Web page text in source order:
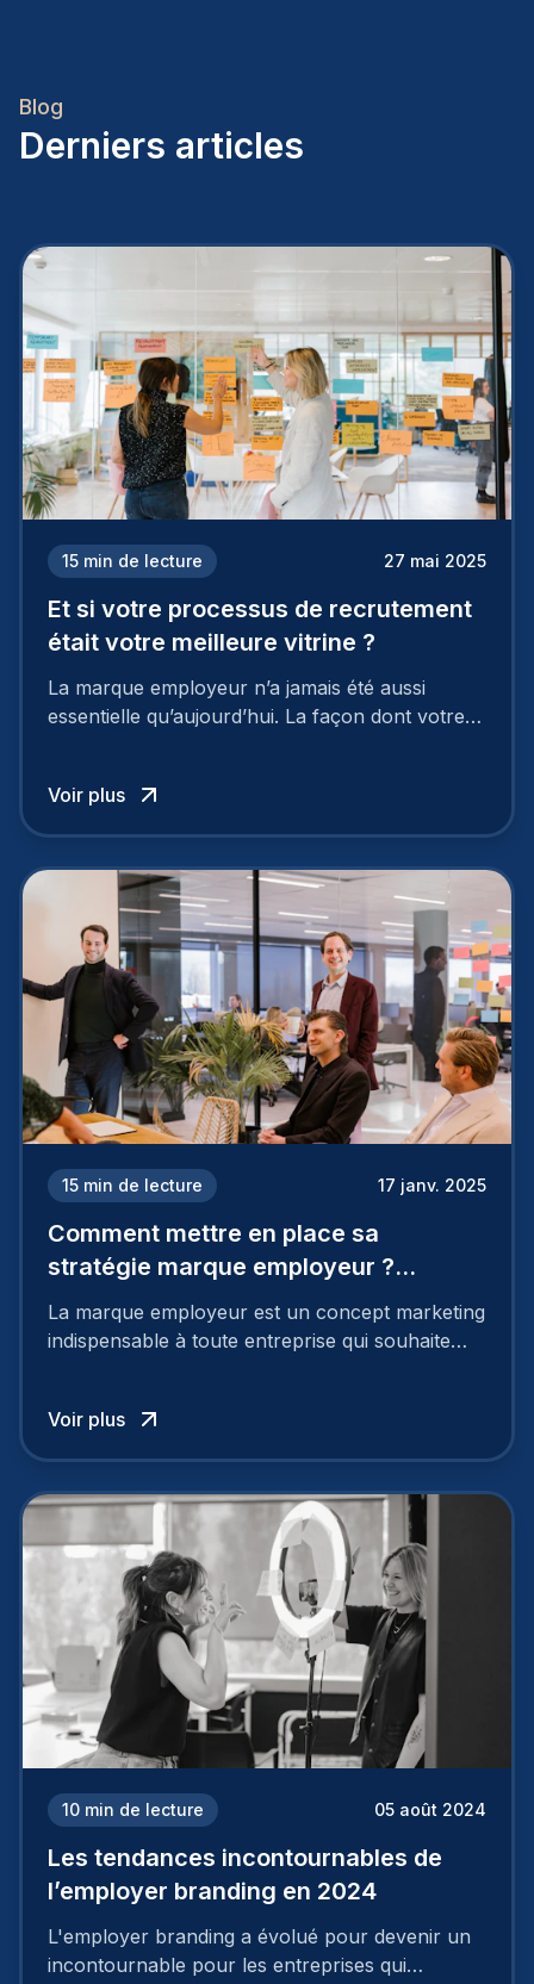
Blog
Derniers articles
15 min de lecture 27 mai 2025
Et si votre processus de recrutement
était votre meilleure vitrine ?
La marque employeur n’a jamais été aussi
essentielle qu’aujourd’hui. La façon dont votre
à perdre les meilleurs profils.
Voir plus
15 min de lecture 17 janv. 2025
Comment mettre en place sa
stratégie marque employeur ?
Découvrez les 7 étapes
La marque employeur est un concept marketing
indispensable à toute entreprise qui souhaite
employeur solide et positive sont évidentes, ce
travail, pour qu’il soit réussi, ne peut se faire en
mettre en œuvre un certain nombre d’actions.
Voir plus
10 min de lecture 05 août 2024
Les tendances incontournables de
l’employer branding en 2024
L'employer branding a évolué pour devenir un
incontournable pour les entreprises qui